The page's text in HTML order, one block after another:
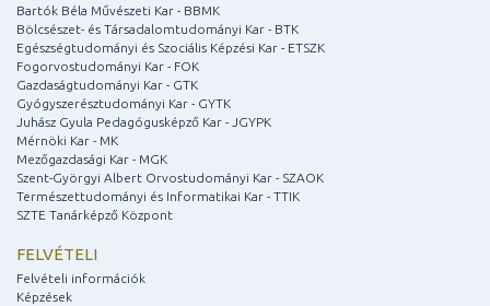
Bartók Béla Művészeti Kar - BBMK
Bölcsészet- és Társadalomtudományi Kar - BTK
Egészségtudományi és Szociális Képzési Kar - ETSZK
Fogorvostudományi Kar - FOK
Gazdaságtudományi Kar - GTK
Gyógyszerésztudományi Kar - GYTK
Juhász Gyula Pedagógusképző Kar - JGYPK
Mérnöki Kar - MK
Mezőgazdasági Kar - MGK
Szent-Györgyi Albert Orvostudományi Kar - SZAOK
Természettudományi és Informatikai Kar - TTIK
SZTE Tanárképző Központ
FELVÉTELI
Felvételi információk
Képzések